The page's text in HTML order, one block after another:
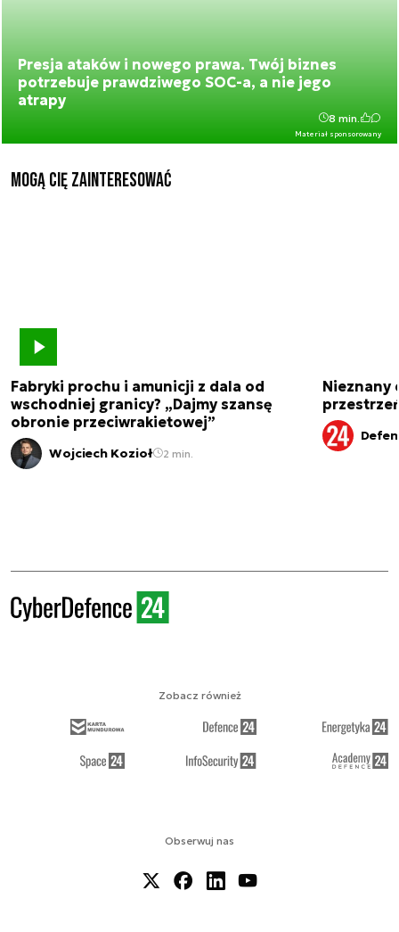
Presja ataków i nowego prawa. Twój biznes
potrzebuje prawdziwego SOC-a, a nie jego
atrapy
Materiał sponsorowany
8 min.
Mogą Cię zainteresować
Fabryki prochu i amunicji z dala od
wschodniej granicy? „Dajmy szansę
obronie przeciwrakietowej”
Wojciech Kozioł 2 min.
Nieznany
Obserwuj nas
Zobacz również